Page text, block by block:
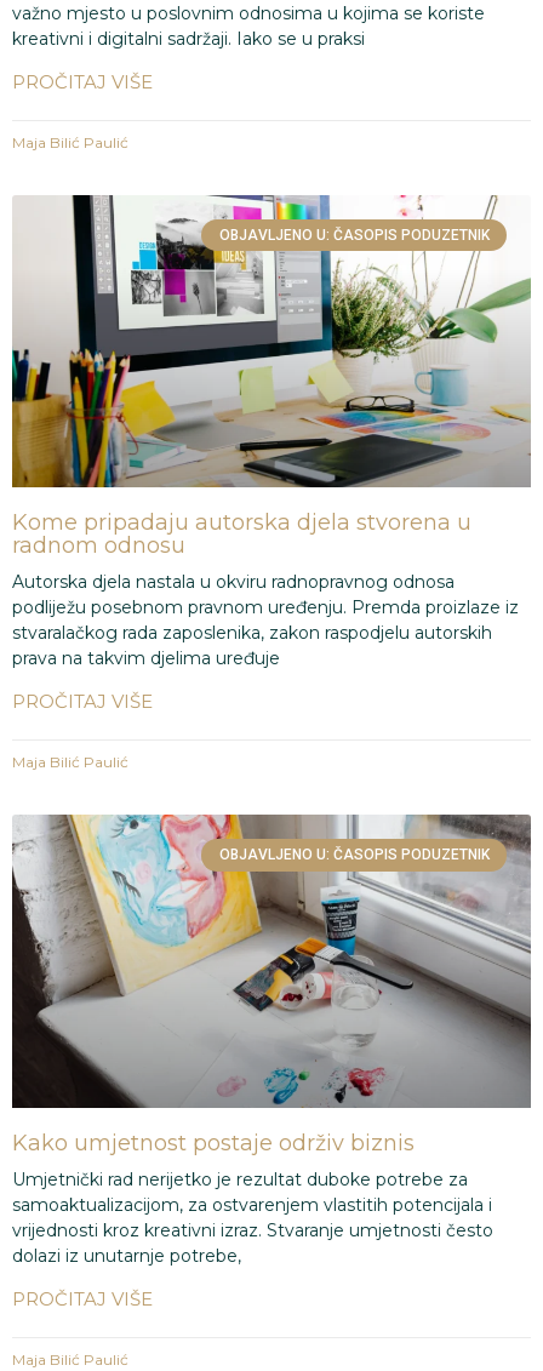
važno mjesto u poslovnim odnosima u kojima se koriste
kreativni i digitalni sadržaji. Iako se u praksi
PROČITAJ VIŠE
Maja Bilić Paulić
OBJAVLJENO U: ČASOPIS PODUZETNIK
Kome pripadaju autorska djela stvorena u
radnom odnosu
Autorska djela nastala u okviru radnopravnog odnosa
podliježu posebnom pravnom uređenju. Premda proizlaze iz
stvaralačkog rada zaposlenika, zakon raspodjelu autorskih
prava na takvim djelima uređuje
PROČITAJ VIŠE
Maja Bilić Paulić
OBJAVLJENO U: ČASOPIS PODUZETNIK
Kako umjetnost postaje održiv biznis
Umjetnički rad nerijetko je rezultat duboke potrebe za
samoaktualizacijom, za ostvarenjem vlastitih potencijala i
vrijednosti kroz kreativni izraz. Stvaranje umjetnosti često
dolazi iz unutarnje potrebe,
PROČITAJ VIŠE
Maja Bilić Paulić